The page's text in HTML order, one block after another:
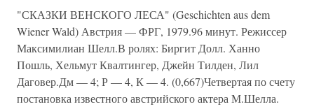
"СКАЗКИ ВЕНСКОГО ЛЕСА" (Geschichten aus dem
Wiener Wald) Австрия — ФРГ, 1979.96 минут. Режиссер
Максимилиан Шелл.В ролях: Биргит Долл. Ханно
Пошль, Хельмут Квалтингер, Джейн Тилден, Лил
Даговер.Дм — 4; Р — 4, К — 4. (0,667)Четвертая по счету
постановка известного австрийского актера М.Шелла.